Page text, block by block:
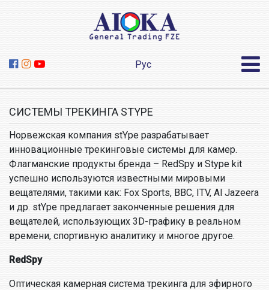
Рус
СИСТЕМЫ ТРЕКИНГА STYPE
Норвежская компания stYpe разрабатывает
инновационные трекинговые системы для камер.
Флагманские продукты бренда – RedSpy и Stype kit
успешно используются известными мировыми
вещателями, такими как: Fox Sports, BBC, ITV, Al Jazeera
и др. stYpe предлагает законченные решения для
вещателей, использующих 3D-графику в реальном
времени, спортивную аналитику и многое другое.
RedSpy
Оптическая камерная система трекинга для эфирного